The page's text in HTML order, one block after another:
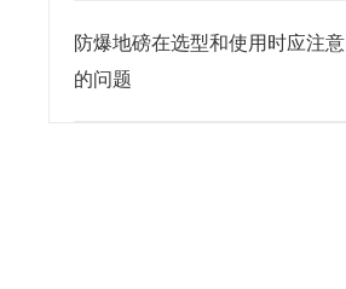
防爆地磅在选型和使用时应注意
的问题